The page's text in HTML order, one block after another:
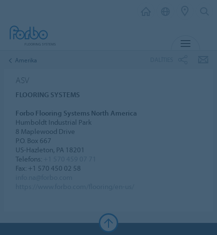
Amerika
ASV
FLOORING SYSTEMS
Forbo Flooring Systems North America
Humboldt Industrial Park
8 Maplewood Drive
P.O. Box 667
US-Hazleton, PA 18201
Telefons:
Fax: +1 570 450 02 58